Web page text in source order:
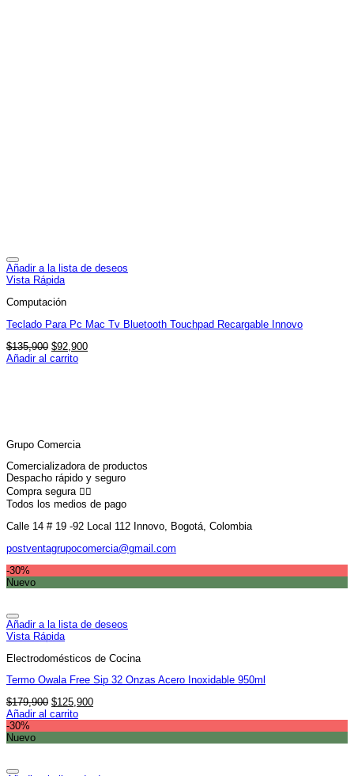
Añadir a la lista de deseos
Vista Rápida
Computación
Teclado Para Pc Mac Tv Bluetooth Touchpad Recargable Innovo
$135,900 El
precio
$92,900El
Añadir al carrito
Grupo Comercia
Comercializadora de productos
Despacho rápido y seguro
Compra segura 👇🏼
Todos los medios de pago
Calle 14 # 19 -92 Local 112 Innovo, Bogotá, Colombia
postventagrupocomercia@gmail.com
-30%
Nuevo
Añadir a la lista de deseos
Vista Rápida
Electrodomésticos de Cocina
Termo Owala Free Sip 32 Onzas Acero Inoxidable 950ml
$179,900 El
precio
$125,900El
Añadir al carrito
-30%
Nuevo